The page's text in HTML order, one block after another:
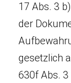
17 Abs. 3
der
gesetzlich
630f Abs. 3